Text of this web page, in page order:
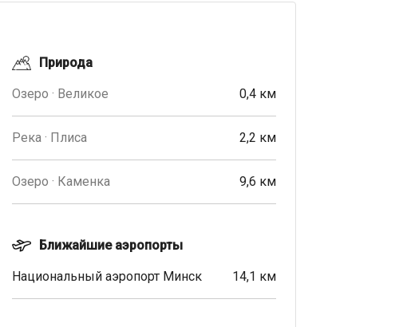
Природа
Озеро · Великое 0,4 км
Река · Плиса 2,2 км
Озеро · Каменка 9,6 км
Ближайшие аэропорты
Национальный аэропорт Минск 14,1 км